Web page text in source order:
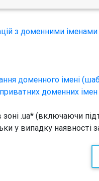
з доменними іменами
доменного імені
доменних
.ua* (включаючи
у випадку наявності